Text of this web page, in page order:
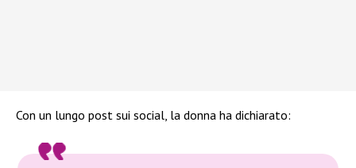
Con un lungo post sui social, la donna ha dichiarato: